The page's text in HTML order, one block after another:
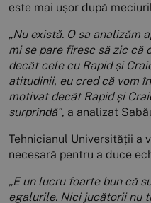
este mai ușor după
„Nu există. O sa analizăm
mi se pare firesc să zic că
decât cele cu Rapid și
atitudinii, eu cred că vom
motivat decât Rapid și
surprindă", a analizat
Tehnicianul Universității a
necesară pentru a duce
„E un lucru foarte bun că
egalurile. Nici jucătorii nu